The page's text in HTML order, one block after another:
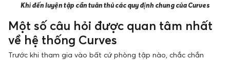
Khi đến luyện tập cần tuân thủ các quy định chung của Curves
Một số câu hỏi được quan tâm nhất
về hệ thống Curves
Trước khi tham gia vào bất cứ phòng tập nào, chắc chắn